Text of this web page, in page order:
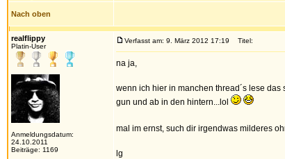
Nach oben
realflippy
Platin-User
Anmeldungsdatum:
24.10.2011
Beiträge: 1169
Verfasst am: 9. März 2012 17:19 Titel:
na ja,
wenn ich hier in manchen thread´s lese
gun und ab in den hintern...lol
mal im ernst, such dir irgendwas milderes
lg